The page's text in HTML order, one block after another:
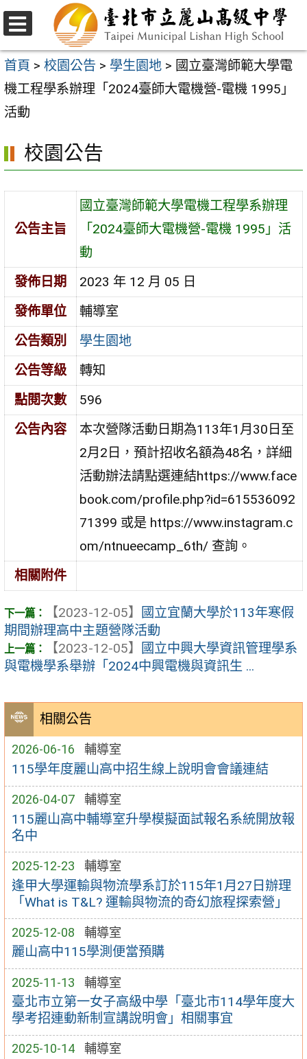
跳
至
主
要
內
區
選
單
首頁 > 校園公告 > 學生園地 > 國立臺灣師範大學電
機工程學系辦理「2024臺師大電機營-電機 1995」
活動
相關公告
2026-06-16 輔導室
115學年度麗山高中招生線上說明會會議連結
2026-04-07 輔導室
115麗山高中輔導室升學模擬面試報名系統開放報
名中
2025-12-23 輔導室
逢甲大學運輸與物流學系訂於115年1月27日辦理
「What is T&L? 運輸與物流的奇幻旅程探索營」
2025-12-08 輔導室
麗山高中115學測便當預購
2025-11-13 輔導室
臺北市立第一女子高級中學「臺北市114學年度大
學考招連動新制宣講說明會」相關事宜
2025-10-14 輔導室
校園公告
公告主旨
國立臺灣師範大學電機工程學系辦理
「2024臺師大電機營-電機 1995」活
動
發佈日期
2023 年 12 月 05 日
發佈單位
輔導室
公告類別
學生園地
公告等級
轉知
點閱次數
596
公告內容
本次營隊活動日期為113年1月30日至
2月2日，預計招收名額為48名，詳細
活動辦法請點選連結https://www.face
book.com/profile.php?id=615536092
71399 或是 https://www.instagram.c
om/ntnueecamp_6th/ 查詢。
相關附件
【2023-12-05】
國立宜蘭大學於113年寒假
期間辦理高中主題營隊活動
【2023-12-05】
國立中興大學資訊管理學系
與電機學系舉辦「2024中興電機與資訊生 ...